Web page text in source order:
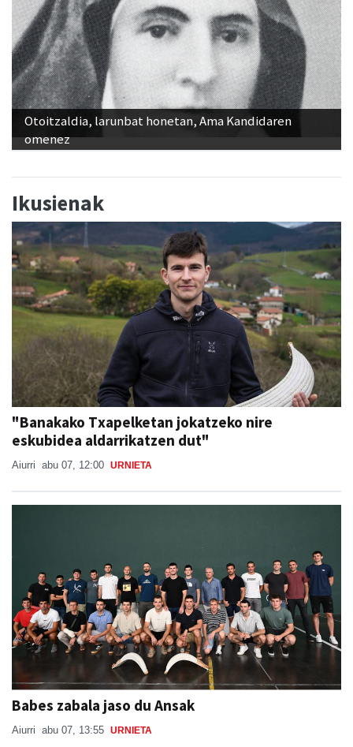
Otoitzaldia, larunbat honetan, Ama Kandidaren
omenez
Ikusienak
"Banakako Txapelketan jokatzeko nire
eskubidea aldarrikatzen dut"
Aiurri abu 07, 12:00 URNIETA
Babes zabala jaso du Ansak
Aiurri abu 07, 13:55 URNIETA